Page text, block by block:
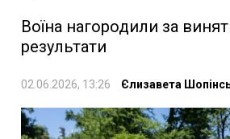
Воїна нагородили за
результати
02.06.2026, 13:26 Єлизавета